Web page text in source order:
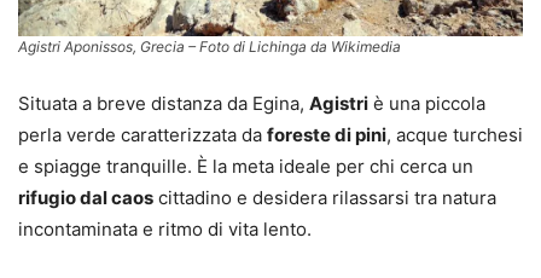
Agistri Aponissos, Grecia – Foto di Lichinga da Wikimedia
Situata a breve distanza da Egina, Agistri è una piccola
perla verde caratterizzata da foreste di pini, acque turchesi
e spiagge tranquille. È la meta ideale per chi cerca un
rifugio dal caos cittadino e desidera rilassarsi tra natura
incontaminata e ritmo di vita lento.